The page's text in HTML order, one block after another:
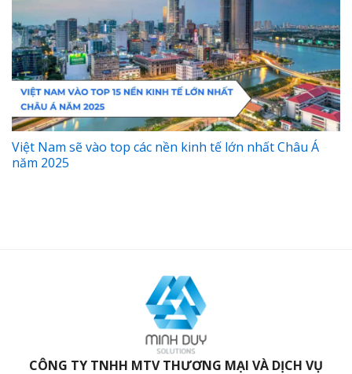
Việt Nam sẽ vào top các nền kinh tế lớn nhất Châu Á
năm 2025
CÔNG TY TNHH MTV THƯƠNG MẠI VÀ DỊCH VỤ